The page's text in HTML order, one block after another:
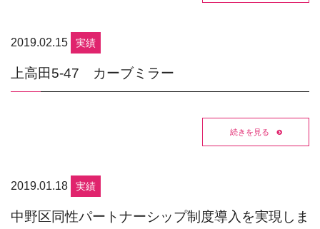
2019.02.15 実績
上高田5-47 カーブミラー
続きを見る
2019.01.18 実績
中野区同性パートナーシップ制度導入を実現しま